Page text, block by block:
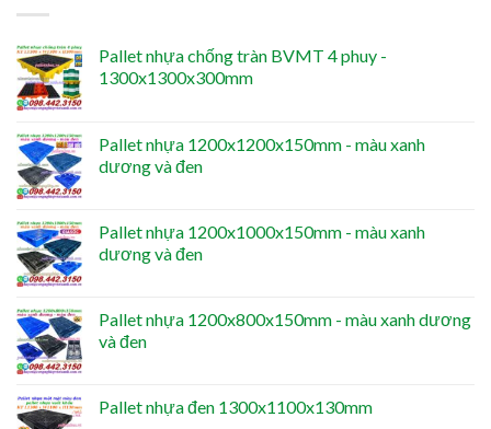
Pallet nhựa chống tràn BVMT 4 phuy -
1300x1300x300mm
Pallet nhựa 1200x1200x150mm - màu xanh
dương và đen
Pallet nhựa 1200x1000x150mm - màu xanh
dương và đen
Pallet nhựa 1200x800x150mm - màu xanh dương
và đen
Pallet nhựa đen 1300x1100x130mm